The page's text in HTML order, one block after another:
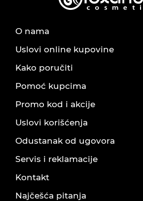
O nama
Uslovi online kupovine
Kako poručiti
Pomoć kupcima
Promo kod i akcije
Uslovi korišćenja
Odustanak od ugovora
Servis i reklamacije
Kontakt
Najčešća pitanja